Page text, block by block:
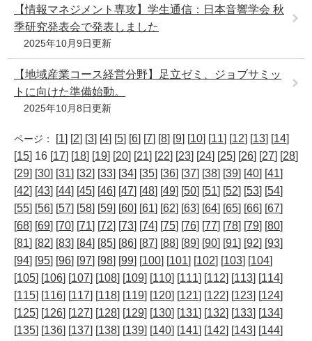
【情報マネジメント専攻】学生通信：日本音響学会 秋
季研究発表会で発表しました
2025年10月9日更新
【地域産業コース経営分野】足立ゼミ、ジョブサミッ
トに向けた準備始動。
2025年10月8日更新
ページ： [1] [2] [3] [4] [5] [6] [7] [8] [9] [10] [11] [12] [13] [14]
[15] 16 [17] [18] [19] [20] [21] [22] [23] [24] [25] [26] [27] [28]
[29] [30] [31] [32] [33] [34] [35] [36] [37] [38] [39] [40] [41]
[42] [43] [44] [45] [46] [47] [48] [49] [50] [51] [52] [53] [54]
[55] [56] [57] [58] [59] [60] [61] [62] [63] [64] [65] [66] [67]
[68] [69] [70] [71] [72] [73] [74] [75] [76] [77] [78] [79] [80]
[81] [82] [83] [84] [85] [86] [87] [88] [89] [90] [91] [92] [93]
[94] [95] [96] [97] [98] [99] [100] [101] [102] [103] [104]
[105] [106] [107] [108] [109] [110] [111] [112] [113] [114]
[115] [116] [117] [118] [119] [120] [121] [122] [123] [124]
[125] [126] [127] [128] [129] [130] [131] [132] [133] [134]
[135] [136] [137] [138] [139] [140] [141] [142] [143] [144]